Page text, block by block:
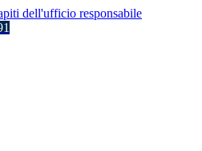
dell'ufficio responsabile